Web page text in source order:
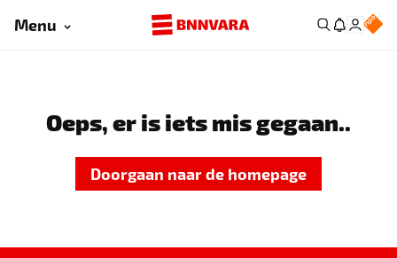
Menu
Oeps, er is iets mis gegaan..
Doorgaan naar de homepage